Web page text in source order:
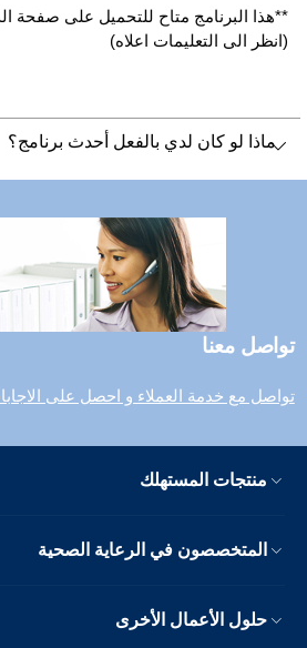
**هذا البرنامج متاح للتحميل على صفحة
(انظر الى التعليمات اعلاه)
ماذا لو كان لدي بالفعل أحدث برنامج؟
تواصل معنا
تواصل مع خدمة العملاء و احصل على
منتجات المستهلك
المتخصصون في الرعاية الصحية
حلول الأعمال الأخرى